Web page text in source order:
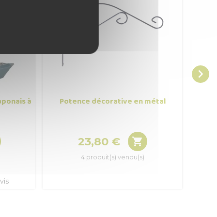
à Potence décorative en métal
Prix
23,80 € 
4 produit(s) vendu(s)
